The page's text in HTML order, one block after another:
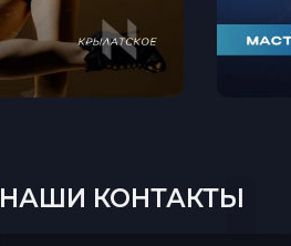
НАШИ КОНТАКТЫ